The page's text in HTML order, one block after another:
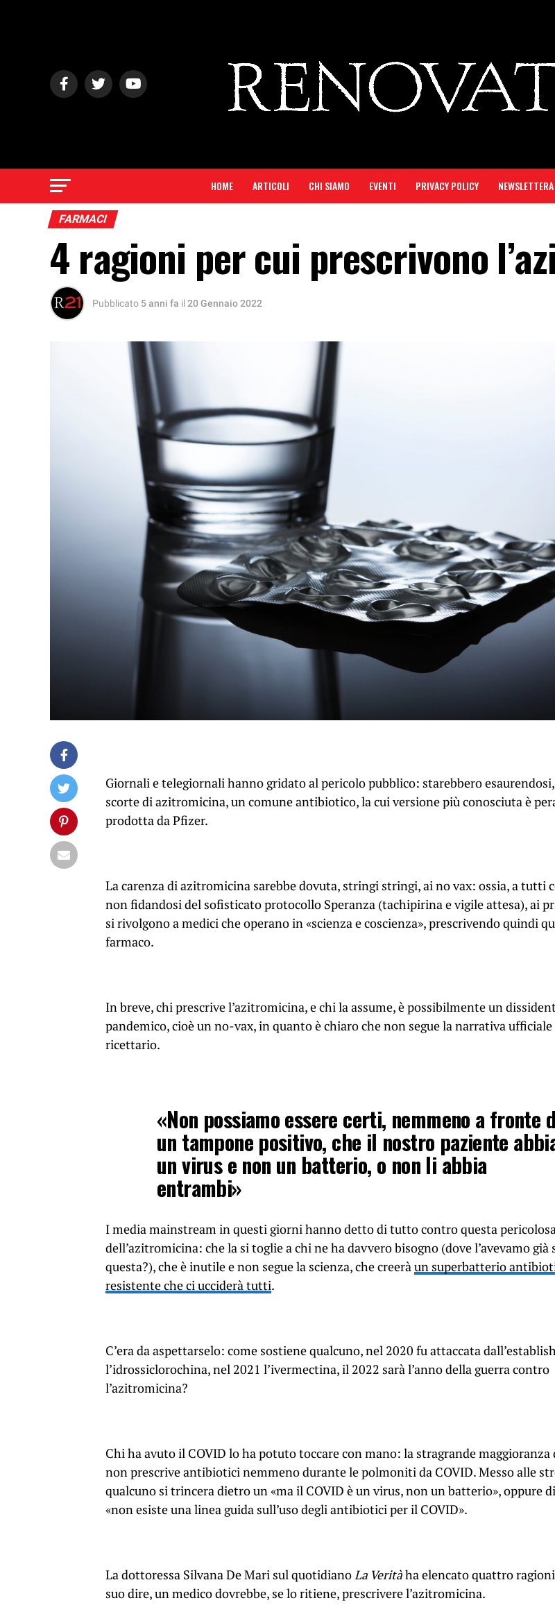
HOME ARTICOLI CHI SIAMO EVENTI PRIVACY POLICY NEWSLETTERA
FARMACI
4 ragioni per cui prescrivono
Pubblicato 5 anni fa il20 Gennaio 2022
Giornali e telegiornali hanno gridato al pericolo pubblico: starebbero
scorte di azitromicina, un comune antibiotico, la cui versione più conosciuta è
prodotta da Pfizer.
La carenza di azitromicina sarebbe dovuta, stringi stringi, ai no vax: ossia, a tutti
non fidandosi del sofisticato protocollo Speranza (tachipirina e vigile attesa), ai
si rivolgono a medici che operano in «scienza e coscienza», prescrivendo quindi
farmaco.
In breve, chi prescrive l’azitromicina, e chi la assume, è possibilmente un
pandemico, cioè un no-vax, in quanto è chiaro che non segue la narrativa ufficiale
ricettario.
«Non possiamo essere certi, nemmeno a fronte
un tampone positivo, che il nostro paziente
un virus e non un batterio, o non li abbia
entrambi»
I media mainstream in questi giorni hanno detto di tutto contro questa
dell’azitromicina: che la si toglie a chi ne ha davvero bisogno (dove l’avevamo già
questa?), che è inutile e non segue la scienza, che creeràun superbatterio
resistente che ci ucciderà tutti.
C’era da aspettarselo: come sostiene qualcuno, nel 2020 fu attaccata
l’idrossiclorochina, nel 2021 l’ivermectina, il 2022 sarà l’anno della guerra contro
l’azitromicina?
Chi ha avuto il COVID lo ha potuto toccare con mano: la stragrande maggioranza
non prescrive antibiotici nemmeno durante le polmoniti da COVID. Messo alle
qualcuno si trincera dietro un «ma il COVID è un virus, non un batterio», oppure
«non esiste una linea guida sull’uso degli antibiotici per il COVID».
La dottoressa Silvana De Mari sul quotidianoLa Veritàha elencato quattro
suo dire, un medico dovrebbe, se lo ritiene, prescrivere l’azitromicina.